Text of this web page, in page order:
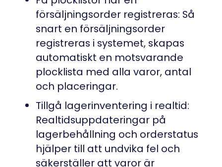
försäljningsorder registreras: Så
snart en försäljningsorder
registreras i systemet, skapas
automatiskt en motsvarande
plocklista med alla varor, antal
och placeringar.
Tillgå lagerinventering i realtid:
Realtidsuppdateringar på
lagerbehållning och orderstatus
hjälper till att undvika fel och
säkerställer att varor är